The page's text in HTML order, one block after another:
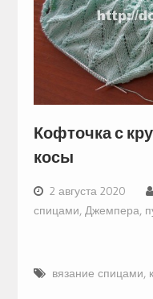
Кофточка с
косы
2 августа 2020
спицами, Джемпера,
вязание спицами,